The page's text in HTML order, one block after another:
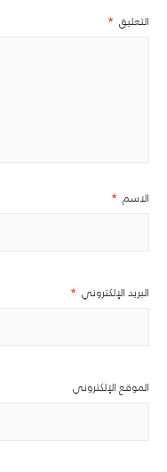
التعليق *
الاسم *
البريد الإلكتروني *
الموقع الإلكتروني